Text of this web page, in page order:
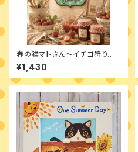
春の猫マトさん～イチゴ狩り
へ デザインパケット
¥1,430